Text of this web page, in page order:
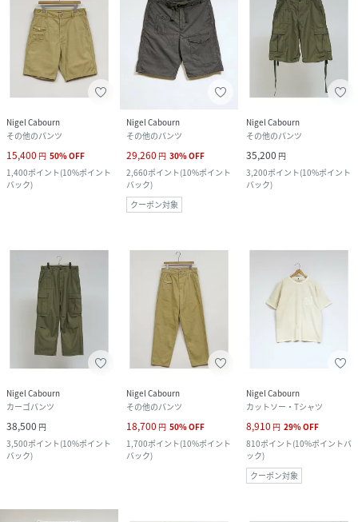
Nigel Cabourn
その他のパンツ
15,400 円 50%OFF
1,400ポイント(10%ポイント
バック)
Nigel Cabourn
その他のパンツ
29,260 円 30%OFF
2,660ポイント(10%ポイント
バック)
クーポン対象
Nigel Cabourn
その他のパンツ
35,200 円
3,200ポイント(10%ポイント
バック)
Nigel Cabourn
カーゴパンツ
38,500 円
3,500ポイント(10%ポイント
バック)
Nigel Cabourn
その他のパンツ
18,700 円 50%OFF
1,700ポイント(10%ポイント
バック)
Nigel Cabourn
カットソー・Tシャツ
8,910 円 29%OFF
810ポイント(10%ポイントバ
ック)
クーポン対象